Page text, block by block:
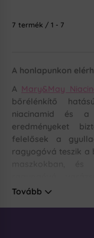
7 termék 1 7
A honlapunkon
A Mary&May
bőrélénkítő
niacinamid és a
eredményeket
felelősek a
ragyogóvá teszik a
egyszer vagy
Tovább